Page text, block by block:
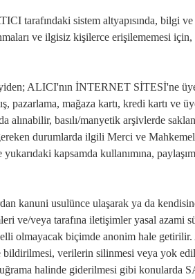
sistem altyapısında, bilgi
ve ilgisiz kişilerce erişilememesi
ALICI'nın İNTERNET SİTESİ'ne
mağaza kartı, kredi kartı ve
basılı/manyetik arşivlerde
durumlarda ilgili Merci ve
kapsamda kullanımına,
kanuni usulünce ulaşarak ya da
veya tarafına iletişimler yasal azami
olmayacak biçimde anonim hale
verilerin silinmesi veya yok
halinde giderilmesi gibi konularda